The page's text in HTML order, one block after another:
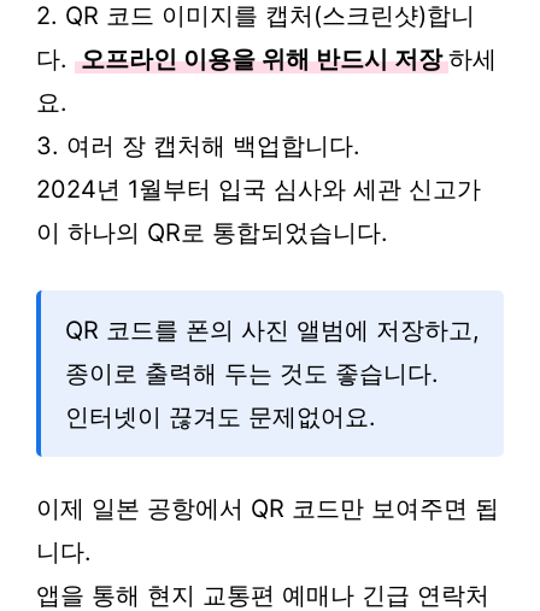
2. QR 코드 이미지를 캡처(스크린샷)합니
다. 오프라인 이용을 위해 반드시 저장 하세
요.
3. 여러 장 캡처해 백업합니다.
2024년 1월부터 입국 심사와 세관 신고가
이 하나의 QR로 통합되었습니다.
QR 코드를 폰의 사진 앨범에 저장하고,
종이로 출력해 두는 것도 좋습니다.
인터넷이 끊겨도 문제없어요.
이제 일본 공항에서 QR 코드만 보여주면 됩
니다.
앱을 통해 현지 교통편 예매나 긴급 연락처